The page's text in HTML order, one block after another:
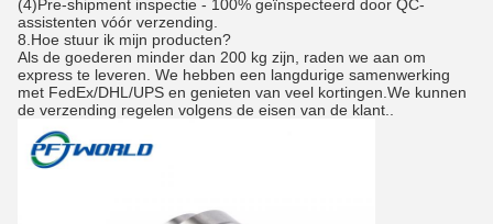
(4)Pre-shipment inspectie - 100% geïnspecteerd door QC-
assistenten vóór verzending.
8. Hoe stuur ik mijn producten?
Als de goederen minder dan 200 kg zijn, raden we aan om
express te leveren. We hebben een langdurige samenwerking
met FedEx/DHL/UPS en genieten van veel kortingen.We kunnen
de verzending regelen volgens de eisen van de klant..